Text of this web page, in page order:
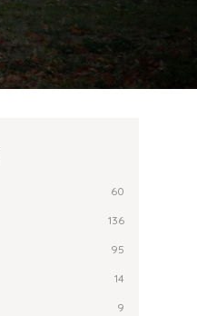
60
136
95
14
9